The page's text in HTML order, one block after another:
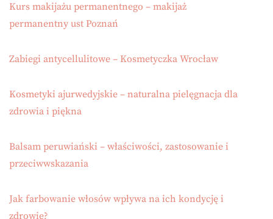
Kurs makijażu permanentnego – makijaż
permanentny ust Poznań
Zabiegi antycellulitowe – Kosmetyczka Wrocław
Kosmetyki ajurwedyjskie – naturalna pielęgnacja dla
zdrowia i piękna
Balsam peruwiański – właściwości, zastosowanie i
przeciwwskazania
Jak farbowanie włosów wpływa na ich kondycję i
zdrowie?